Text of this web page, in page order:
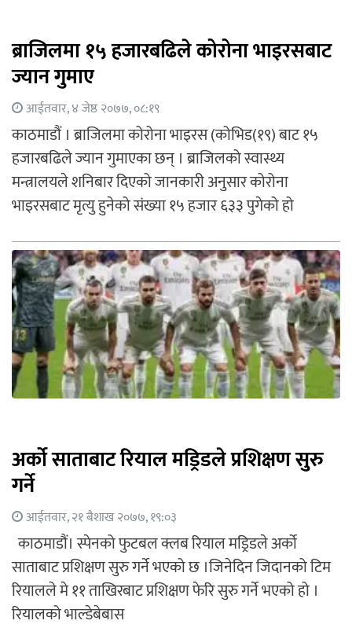
ब्राजिलमा १५ हजारबढिले कोरोना भाइरसबाट
ज्यान गुमाए
आईतवार, ४ जेष्ठ २०७७, ०८:१९
काठमाडौं । ब्राजिलमा कोरोना भाइरस (कोभिड(१९) बाट १५
हजारबढिले ज्यान गुमाएका छन् । ब्राजिलको स्वास्थ्य
मन्त्रालयले शनिबार दिएको जानकारी अनुसार कोरोना
भाइरसबाट मृत्यु हुनेको संख्या १५ हजार ६३३ पुगेको हो
अर्को साताबाट रियाल मड्रिडले प्रशिक्षण सुरु
गर्ने
आईतवार, २१ बैशाख २०७७, १९:०३
काठमाडौं। स्पेनको फुटबल क्लब रियाल मड्रिडले अर्को
साताबाट प्रशिक्षण सुरु गर्ने भएको छ ।जिनेदिन जिदानको टिम
रियालले मे ११ ताखिरबाट प्रशिक्षण फेरि सुरु गर्ने भएको हो ।
रियालको भाल्डेबेबास